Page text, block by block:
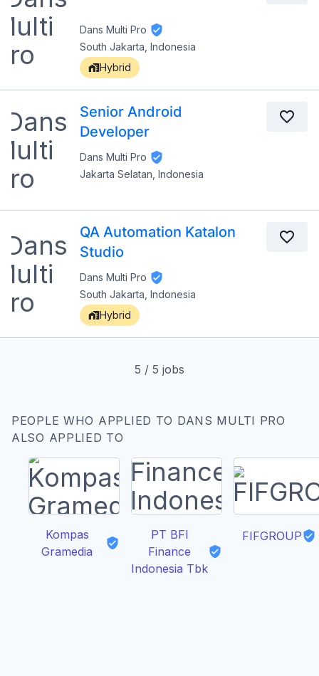
Dans Multi Pro
South Jakarta, Indonesia
Hybrid
Senior Android
Developer
Dans Multi Pro
Jakarta Selatan, Indonesia
QA Automation Katalon
Studio
Dans Multi Pro
South Jakarta, Indonesia
Hybrid
5 / 5 jobs
PEOPLE WHO APPLIED TO DANS MULTI PRO
ALSO APPLIED TO
Kompas
Gramedia
PT BFI
Finance
Indonesia Tbk
FIFGROUP